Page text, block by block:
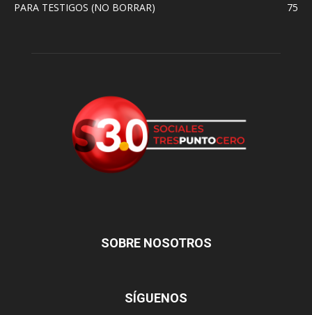
PARA TESTIGOS (NO BORRAR)
75
SOBRE NOSOTROS
SÍGUENOS